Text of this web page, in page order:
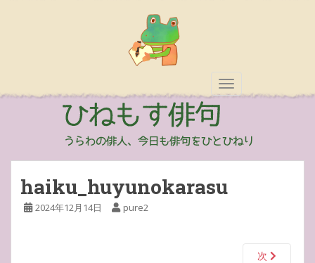
TOGGLE
haiku_huyunokarasu
2024年12月14日 pure2
次